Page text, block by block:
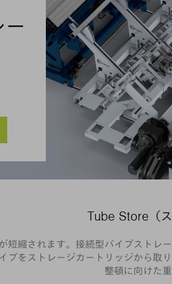
Tube Store（
短縮されます。接続型パイプスト
プをストレージカートリッジから
整頓に向けた